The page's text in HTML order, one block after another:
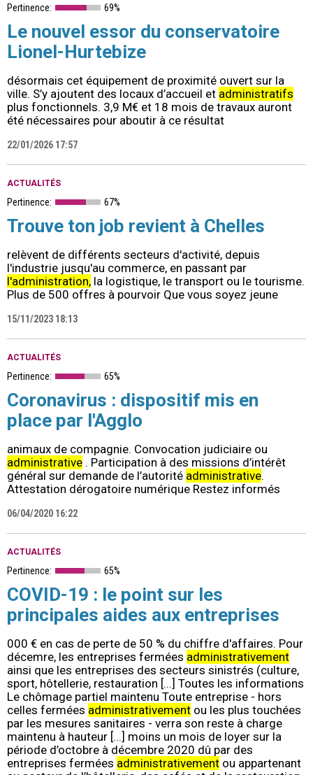
Pertinence: 69%
Le nouvel essor du conservatoire
Lionel-Hurtebize
désormais cet équipement de proximité ouvert sur la
ville. S’y ajoutent des locaux d’accueil et administratifs
plus fonctionnels. 3,9 M€ et 18 mois de travaux auront
été nécessaires pour aboutir à ce résultat
22/01/2026 17:57
ACTUALITÉS
Pertinence: 67%
Trouve ton job revient à Chelles
relèvent de différents secteurs d'activité, depuis
l'industrie jusqu'au commerce, en passant par
l'administration, la logistique, le transport ou le tourisme.
Plus de 500 offres à pourvoir Que vous soyez jeune
15/11/2023 18:13
ACTUALITÉS
Pertinence: 65%
Coronavirus : dispositif mis en
place par l'Agglo
animaux de compagnie. Convocation judiciaire ou
administrative . Participation à des missions d’intérêt
général sur demande de l’autorité administrative.
Attestation dérogatoire numérique Restez informés
06/04/2020 16:22
ACTUALITÉS
Pertinence: 65%
COVID-19 : le point sur les
principales aides aux entreprises
000 € en cas de perte de 50 % du chiffre d'affaires. Pour
décemre, les entreprises fermées administrativement
ainsi que les entreprises des secteurs sinistrés (culture,
sport, hôtellerie, restauration [...] Toutes les informations
Le chômage partiel maintenu Toute entreprise - hors
celles fermées administrativement ou les plus touchées
par les mesures sanitaires - verra son reste à charge
maintenu à hauteur [...] moins un mois de loyer sur la
période d’octobre à décembre 2020 dû par des
entreprises fermées administrativement ou appartenant